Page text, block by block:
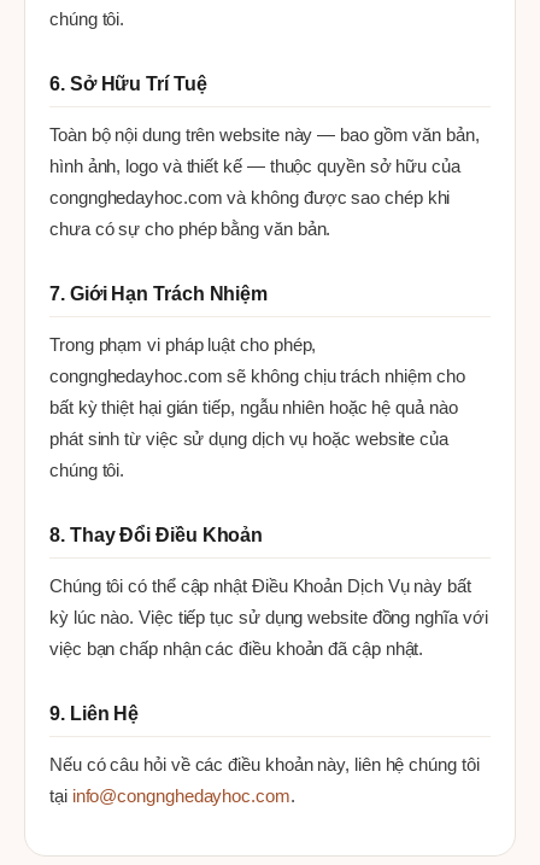
chúng tôi.
6. Sở Hữu Trí Tuệ
Toàn bộ nội dung trên website này — bao gồm văn bản,
hình ảnh, logo và thiết kế — thuộc quyền sở hữu của
congnghedayhoc.com và không được sao chép khi
chưa có sự cho phép bằng văn bản.
7. Giới Hạn Trách Nhiệm
Trong phạm vi pháp luật cho phép,
congnghedayhoc.com sẽ không chịu trách nhiệm cho
bất kỳ thiệt hại gián tiếp, ngẫu nhiên hoặc hệ quả nào
phát sinh từ việc sử dụng dịch vụ hoặc website của
chúng tôi.
8. Thay Đổi Điều Khoản
Chúng tôi có thể cập nhật Điều Khoản Dịch Vụ này bất
kỳ lúc nào. Việc tiếp tục sử dụng website đồng nghĩa với
việc bạn chấp nhận các điều khoản đã cập nhật.
9. Liên Hệ
Nếu có câu hỏi về các điều khoản này, liên hệ chúng tôi
tại info@congnghedayhoc.com.